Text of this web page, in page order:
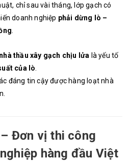
chỉ sau vài tháng, lớp gạch có
doanh nghiệp phải dừng lò –
thầu xây gạch chịu lửa là yếu tố
của lò
đáng tin cậy được hàng loạt nhà
– Đơn vị thi công
hàng đầu Việt